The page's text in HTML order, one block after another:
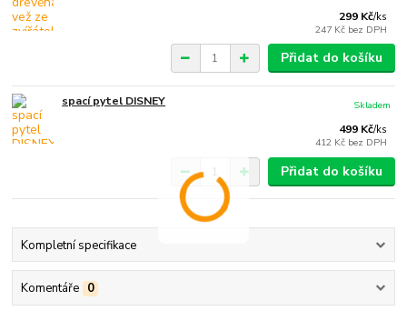
299 Kč/ks
247 Kč bez DPH
Přidat do košíku
spací pytel DISNEY
499 Kč/ks
412 Kč bez DPH
Skladem
Přidat do košíku
Kompletní specifikace
Komentáře 0